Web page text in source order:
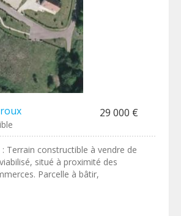
29 000 €
Terrain constructible à vendre de
situé à proximité des
Parcelle à bâtir,